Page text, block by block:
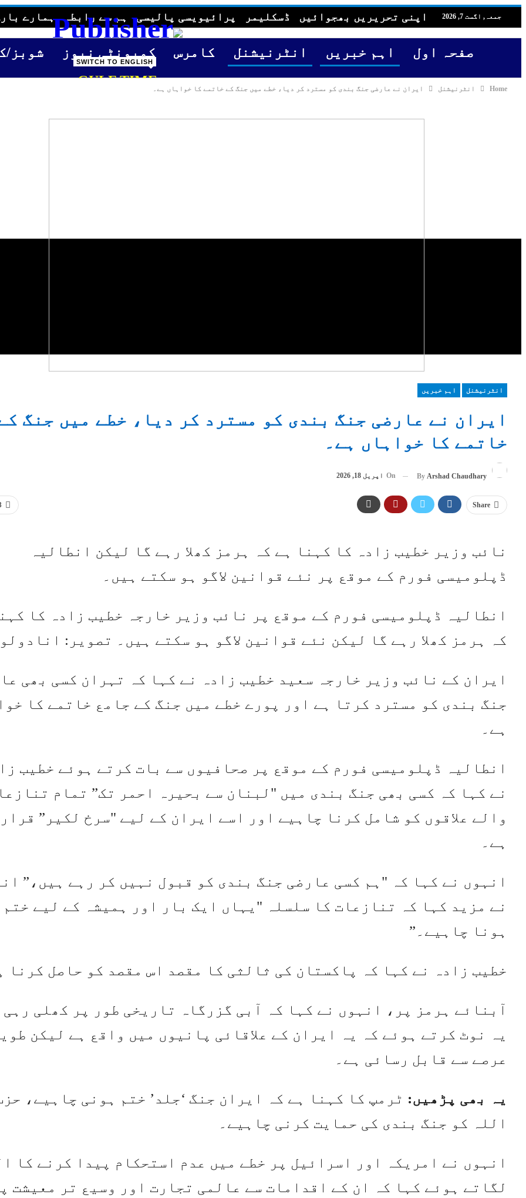
جمعہ, اگست 7, 2026 اپنی تحریریں بھجوائیں ڈسکلیمر پرائیویسی پالیسی ہم سے رابطہ ہمارے
صفحہ اول اہم خبریں انٹرنیشنل کامرس کمیونٹی نیوز شوبز/
GULF TIME
SWITCH TO ENGLISH
Home انٹرنیشنل ایران نے عارضی جنگ بندی کو مسترد کر دیا، خطے میں جنگ کے خاتمے کا خواہاں ہے۔
انٹرنیشنل اہم خبریں
ایران نے عارضی جنگ بندی کو مسترد کر دیا، خطے میں جنگ
خاتمے کا خواہاں ہے۔
By Arshad Chaudhary
On اپریل 18, 2026
Share
نائب وزیر خطیب زادہ کا کہنا ہے کہ ہرمز کھلا رہے گا لیکن انطالیہ
ڈپلومیسی فورم کے موقع پر نئے قوانین لاگو ہو سکتے ہیں۔
انطالیہ ڈپلومیسی فورم کے موقع پر نائب وزیر خارجہ خطیب زادہ کا
کہ ہرمز کھلا رہے گا لیکن نئے قوانین لاگو ہو سکتے ہیں۔ تصویر: انادولو
ایران کے نائب وزیر خارجہ سعید خطیب زادہ نے کہا کہ تہران کسی بھی
جنگ بندی کو مسترد کرتا ہے اور پورے خطے میں جنگ کے جامع خاتمے کا
ہے۔
انطالیہ ڈپلومیسی فورم کے موقع پر صحافیوں سے بات کرتے ہوئے خطیب
نے کہا کہ کسی بھی جنگ بندی میں "لبنان سے بحیرہ احمر تک” تمام
والے علاقوں کو شامل کرنا چاہیے اور اسے ایران کے لیے "سرخ لکیر” قرار
ہے۔
انہوں نے کہا کہ "ہم کسی عارضی جنگ بندی کو قبول نہیں کر رہے ہیں،”
نے مزید کہا کہ تنازعات کا سلسلہ "یہاں ایک بار اور ہمیشہ کے لیے ختم
ہونا چاہیے۔”
خطیب زادہ نے کہا کہ پاکستان کی ثالثی کا مقصد اس مقصد کو حاصل کرنا
آبنائے ہرمز پر، انہوں نے کہا کہ آبی گزرگاہ تاریخی طور پر کھلی رہی
یہ نوٹ کرتے ہوئے کہ یہ ایران کے علاقائی پانیوں میں واقع ہے لیکن
عرصے سے قابل رسائی ہے۔
یہ بھی پڑھیں: ٹرمپ کا کہنا ہے کہ ایران جنگ ‘جلد’ ختم ہونی چاہیے،
اللہ کو جنگ بندی کی حمایت کرنی چاہیے۔
انہوں نے امریکہ اور اسرائیل پر خطے میں عدم استحکام پیدا کرنے کا
لگاتے ہوئے کہا کہ ان کے اقدامات سے عالمی تجارت اور وسیع تر معیشت